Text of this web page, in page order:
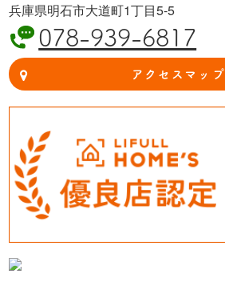
兵庫県明石市大道町1丁目5-5
078-939-6817
アクセスマップ